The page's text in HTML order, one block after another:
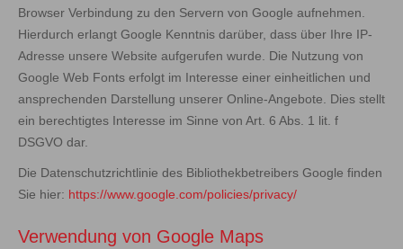
Browser Verbindung zu den Servern von Google aufnehmen.
Hierdurch erlangt Google Kenntnis darüber, dass über Ihre IP-
Adresse unsere Website aufgerufen wurde. Die Nutzung von
Google Web Fonts erfolgt im Interesse einer einheitlichen und
ansprechenden Darstellung unserer Online-Angebote. Dies stellt
ein berechtigtes Interesse im Sinne von Art. 6 Abs. 1 lit. f
DSGVO dar.
Die Datenschutzrichtlinie des Bibliothekbetreibers Google finden
Sie hier: https://www.google.com/policies/privacy/
Verwendung von Google Maps